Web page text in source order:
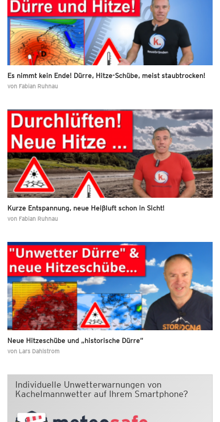
Es nimmt kein Ende! Dürre, Hitze-Schübe, meist staubtrocken!
von Fabian Ruhnau
Kurze Entspannung, neue Heißluft schon in Sicht!
von Fabian Ruhnau
Neue Hitzeschübe und „historische Dürre“
von Lars Dahlstrom
Individuelle Unwetterwarnungen von
Kachelmannwetter auf Ihrem Smartphone?